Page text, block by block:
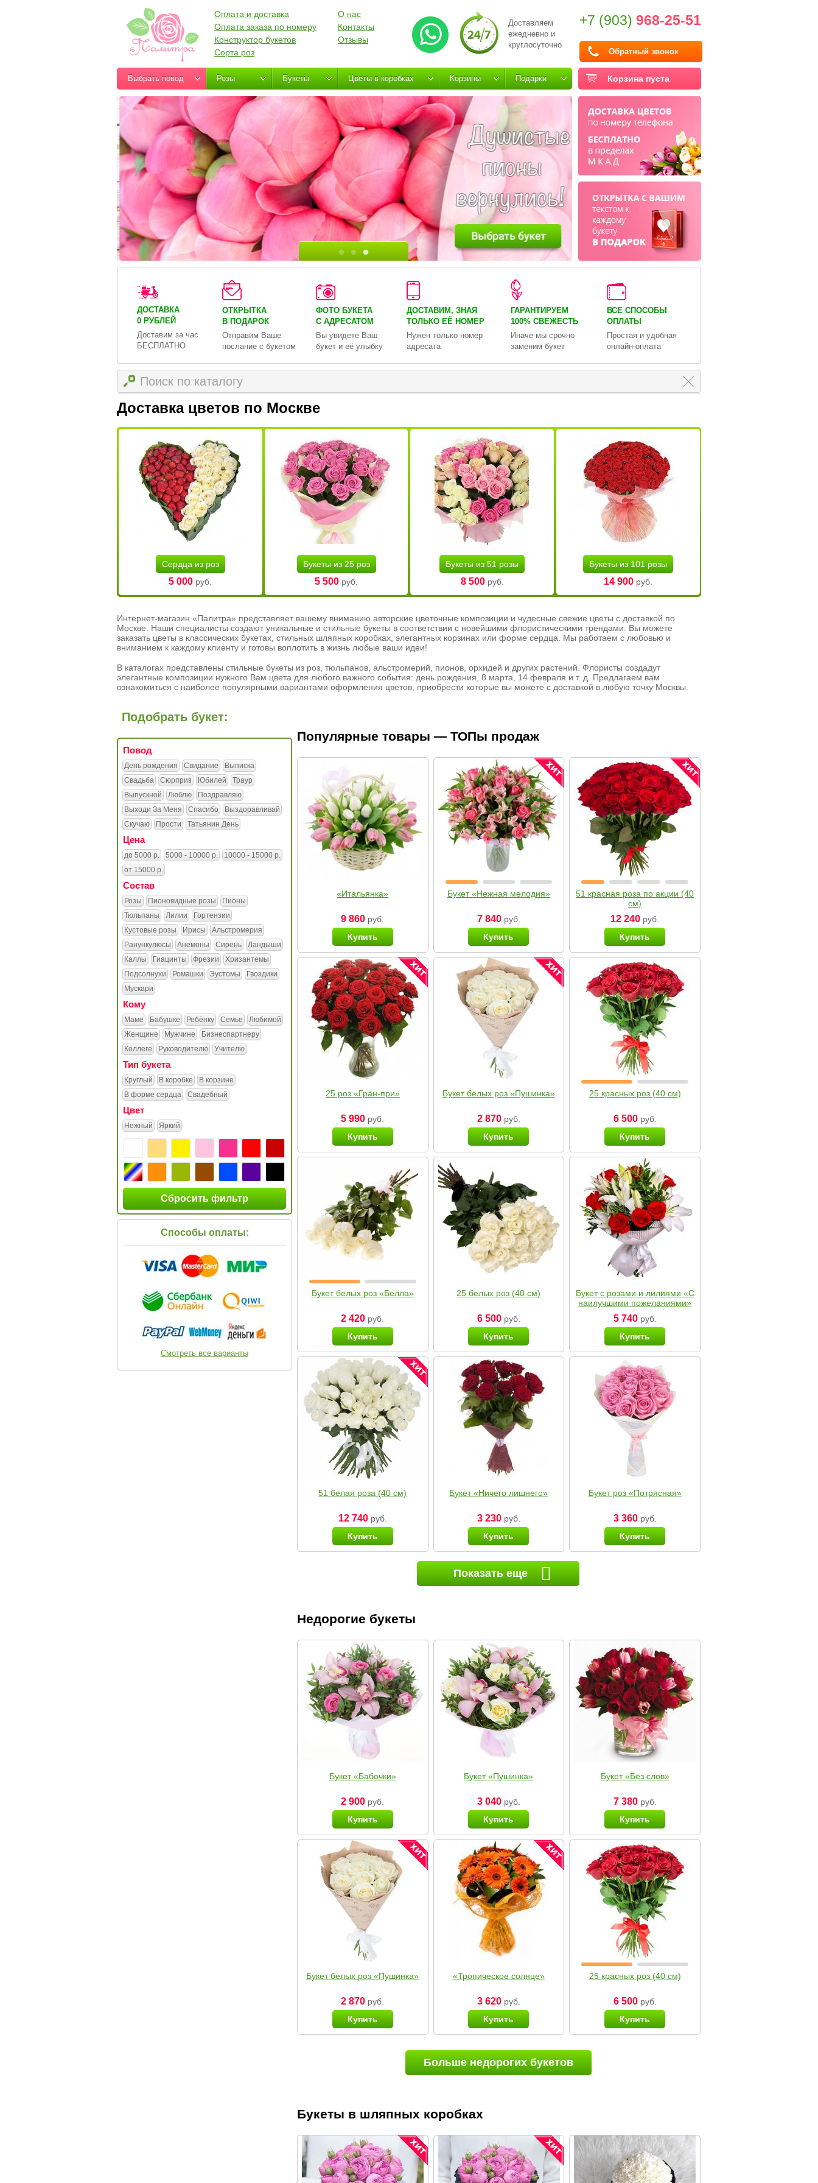
Доставляем
ежедневно и
круглосуточно
+7 (903) 968-25-51
Обратный звонок
Оплата и доставка
Оплата заказа по номеру
Конструктор букетов
Сорта роз
О нас
Контакты
Отзывы
Корзина пуста
Выбрать повод Розы Букеты Цветы в коробках Корзины Подарки
ДОСТАВКА
0 РУБЛЕЙ
Доставим за час
БЕСПЛАТНО
ОТКРЫТКА
В ПОДАРОК
Отправим Ваше
послание с букетом
ФОТО БУКЕТА
С АДРЕСАТОМ
Вы увидете Ваш
букет и её улыбку
ДОСТАВИМ, ЗНАЯ
ТОЛЬКО ЕЁ НОМЕР
Нужен только номер
адресата
ГАРАНТИРУЕМ
100% СВЕЖЕСТЬ
Иначе мы срочно
заменим букет
ВСЕ СПОСОБЫ
ОПЛАТЫ
Простая и удобная
онлайн-оплата
Доставка цветов по Москве
Сердца из роз
5 000 руб.
Букеты из 25 роз
5 500 руб.
Букеты из 51 розы
8 500руб.
Букеты из 101 розы
14 900руб.
Интернет-магазин «Палитра» представляет вашему вниманию авторские цветочные композиции и чудесные свежие цветы с доставкой по
Москве. Наши специалисты создают уникальные и стильные букеты в соответствии с новейшими флористическими трендами. Вы можете
заказать цветы в классических букетах, стильных шляпных коробках, элегантных корзинах или форме сердца. Мы работаем с любовью и
вниманием к каждому клиенту и готовы воплотить в жизнь любые ваши идеи!
В каталогах представлены стильные букеты из роз, тюльпанов, альстромерий, пионов, орхидей и других растений. Флористы создадут
элегантные композиции нужного Вам цвета для любого важного события: день рождения, 8 марта, 14 февраля и т. д. Предлагаем вам
ознакомиться с наиболее популярными вариантами оформления цветов, приобрести которые вы можете с доставкой в любую точку Москвы.
Подобрать букет:
Повод
День рождения Свидание
Выписка
Свадьба
Сюрприз Юбилей
Траур
Выпускной
Люблю
Поздравляю
Выходи За Меня
Спасибо
Выздоравливай
Скучаю
Прости Татьянин День
Цена
до 5000 р. 5000 - 10000 р.
10000 - 15000 р.
от 15000 р.
Состав
Розы Пионовидные розы
Пионы
Тюльпаны
Лилии
Гортензии
Кустовые розы
Ирисы
Альстромерия
Ранункулюсы
Анемоны Сирень
Ландыши
Каллы
Гиацинты Фрезии
Хризантемы
Подсолнухи
Ромашки Эустомы
Гвоздики
Мускари
Кому
Маме Бабушке Ребёнку Семье
Любимой
Женщине
Мужчине
Бизнеспартнеру
Коллеге
Руководителю Учителю
Тип букета
Круглый В коробке
В корзине
В форме сердца
Свадебный
Цвет
Нежный Яркий
Сбросить фильтр
Способы оплаты:
Смотреть все варианты
Популярные товары — ТОПы продаж
«Итальянка»
9 860 руб.
Купить
Букет «Нежная мелодия»
7 840руб.
Купить
51 красная роза по акции (40
см)
12 240 руб.
Купить
25 роз «Гран-при»
5 990 руб.
Купить
Букет белых роз «Пушинка»
2 870руб.
Купить
25 красных роз (40 см)
6 500руб.
Купить
Букет белых роз «Белла»
2 420 руб.
Купить
25 белых роз (40 см)
6 500руб.
Купить
Букет с розами и лилиями «С
наилучшими пожеланиями»
5 740руб.
Купить
51 белая роза (40 см)
12 740руб.
Купить
Букет «Ничего лишнего»
3 230руб.
Купить
Букет роз «Потрясная»
3 360руб.
Купить
Показать еще
Недорогие букеты
Букет «Бабочки»
2 900 руб.
Купить
Букет «Пушинка»
3 040руб.
Купить
Букет «Без слов»
7 380руб.
Купить
Букет белых роз «Пушинка»
2 870 руб.
Купить
«Тропическое солнце»
3 620руб.
Купить
25 красных роз (40 см)
6 500руб.
Купить
Больше недорогих букетов
Букеты в шляпных коробках